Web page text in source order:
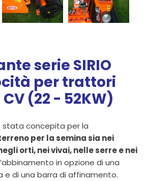
serie SIRIO
per trattori
(22 - 52KW)
stata concepita per la
per la semina sia nei
orti, nei vivai, nelle serre e nei
in opzione di una
e di una barra di affinamento.